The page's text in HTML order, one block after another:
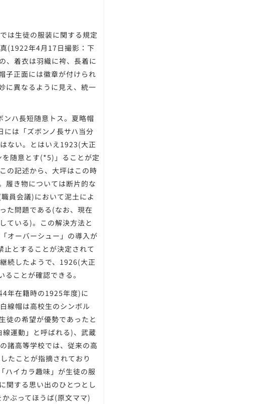
は生徒の服装に関する規定
(1922年4月17日撮影：下
、着衣は羽織に袴、長着に
子正面には徽章が付けられ
に異なるように見え、統一
ハ長短随意トス。夏略帽
は「ズボンノ長サハ当分
ない。とはいえ1923(大正
随意とす(*5)」ることが定
の記述から、大坪はこの時
履き物については断片的な
員会議)において泥土によ
た問題である(なお、現在
ている)。この解決方法と
オーバーシュー」の導入が
とすることが決定されて
続したようで、1926(大正
ことが確認できる。
年在籍時の1925年度)に
線帽は高校生のシンボル
徒の希望が優勢であったと
運動」と呼ばれる)、武蔵
諸高等学校では、従来の高
たことが指摘されており
ハイカラ趣味」が生徒の服
関する思い出のひとつとし
ぶってほうば(原文ママ)